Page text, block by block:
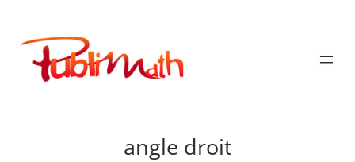
contenu
Publimath
angle droit